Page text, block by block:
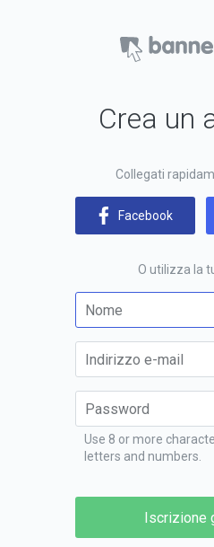
Crea un
Collegati
Facebook
O utilizza la
Use 8 or more
letters and numbers.
Iscrizione